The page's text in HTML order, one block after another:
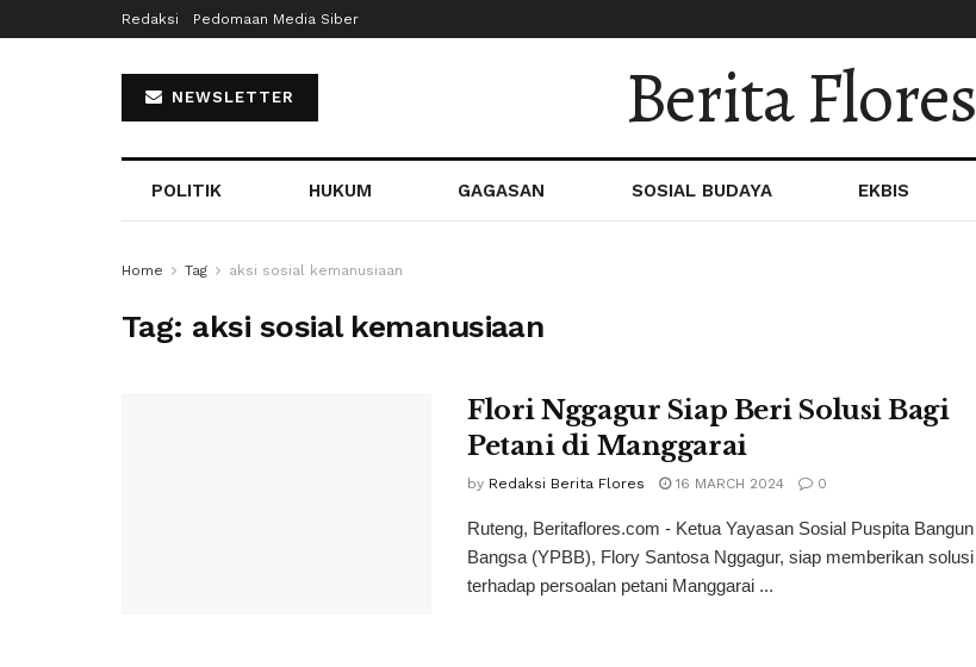
Redaksi Pedomaan Media Siber
NEWSLETTER Berita Flores
POLITIK HUKUM GAGASAN SOSIAL BUDAYA EKBIS
Home Tag aksi sosial kemanusiaan
Tag: aksi sosial kemanusiaan
Flori Nggagur Siap Beri Solusi Bagi
Petani di Manggarai
by Redaksi Berita Flores 16 MARCH 2024 0
Ruteng, Beritaflores.com - Ketua Yayasan Sosial Puspita Bangun
Bangsa (YPBB), Flory Santosa Nggagur, siap memberikan solusi
terhadap persoalan petani Manggarai ...